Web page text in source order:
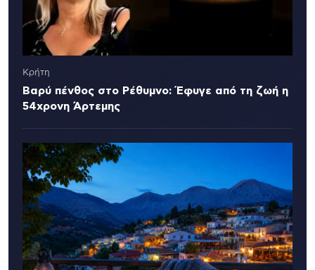
Κρήτη
Βαρύ πένθος στο Ρέθυμνο: Έφυγε από τη ζωή η
54χρονη Άρτεμης